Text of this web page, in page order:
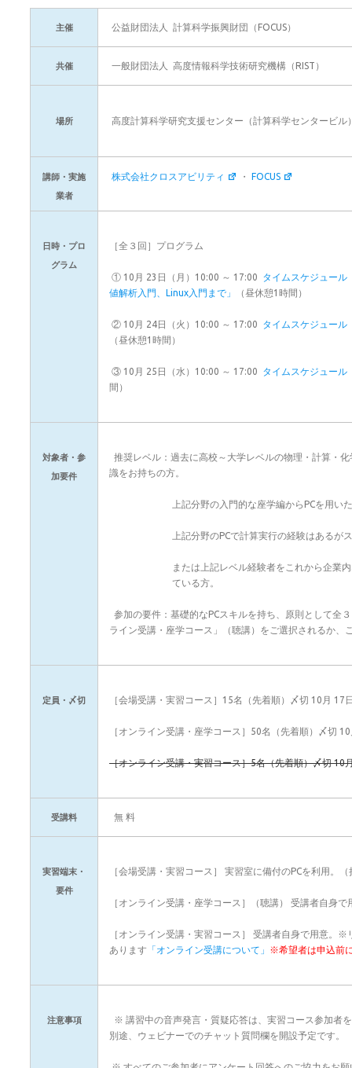
主催 公益財団法人 計算科学振興財団（FOCUS）
共催 一般財団法人 高度情報科学技術研究機構（RIST）
場所 高度計算科学研究支援センター（計算科学センタービ
講師・実施
業者
株式会社クロスアビリティ ・ FOCUS
日時・プロ
グラム
［全３回］プログラム
① 10月 23日（月）10:00 ～ 17:00 タイムスケジュール
値解析入門、Linux入門まで」
（昼休憩1時間）
② 10月 24日（火）10:00 ～ 17:00 タイムスケジュール
（昼休憩1時間）
③ 10月 25日（水）10:00 ～ 17:00 タイムスケジュール
間）
対象者・参
加要件
推奨レベル：過去に高校～大学レベルの物理・計算・
識をお持ちの方。
上記分野の入門的な座学編からPCを用
上記分野のPCで計算実行の経験はあるが
または上記レベル経験者をこれから企業
ている方。
参加の要件：基礎的なPCスキルを持ち、原則として全
ライン受講・座学コース」（聴講）をご選択されるか、
定員・〆切 ［会場受講・実習コース］15名（先着順）〆切 10月 17
［オンライン受講・座学コース］50名（先着順）〆切
［オンライン受講・実習コース］5名（先着順）〆切 10
受講料 無 料
実習端末・
要件
［会場受講・実習コース］ 実習室に備付のPCを利用。
［オンライン受講・座学コース］（聴講） 受講者自身
［オンライン受講・実習コース］ 受講者自身で用意。
あります 「オンライン受講について」 ※希望者は申込前
注意事項
※ 講習中の音声発言・質疑応答は、実習コース参加者
別途、ウェビナーでのチャット質問欄を開設予定です。